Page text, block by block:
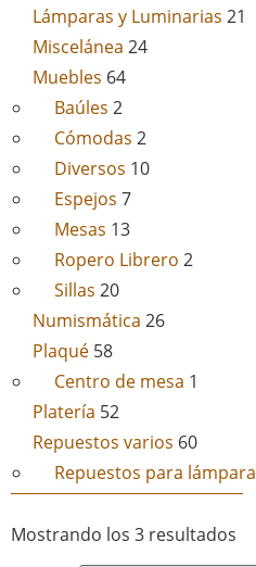
Lámparas y Luminarias 21
Miscelánea 24
Muebles 64
Baúles 2
Cómodas 2
Diversos 10
Espejos 7
Mesas 13
Ropero Librero 2
Sillas 20
Numismática 26
Plaqué 58
Centro de mesa 1
Platería 52
Repuestos varios 60
Repuestos para lámpara
Mostrando los 3 resultados